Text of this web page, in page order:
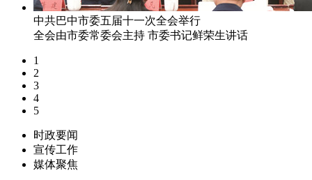
中共巴中市委五届十一次全会举行
全会由市委常委会主持 市委书记鲜荣生讲话
1
2
3
4
5
时政要闻
宣传工作
媒体聚焦